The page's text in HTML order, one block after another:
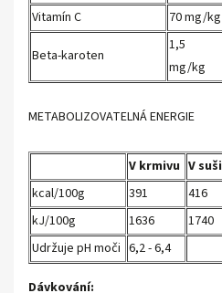
Vitamín C 70 mg/kg
Beta-karoten
1,5
mg/kg
METABOLIZOVATELNÁ ENERGIE
V krmivu V
kcal/100g
391
416
kJ/100g
1636
1740
Udržuje pH moči 6,2 - 6,4
Dávkování: